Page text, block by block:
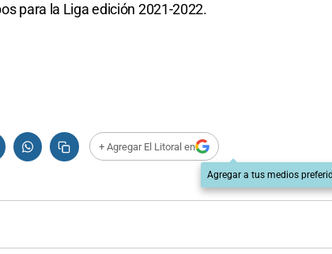
para la Liga edición 2021-2022.
+ Agregar El Litoral en
Agregar a tus medios